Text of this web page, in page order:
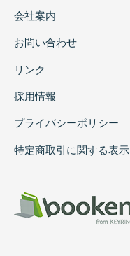
会社案内
お問い合わせ
リンク
採用情報
プライバシーポリシー
特定商取引に関する表示